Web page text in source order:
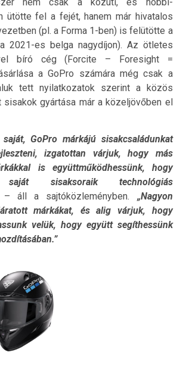
ütötte fel a fejét, hanem már hivatalos
(pl. a Forma 1-ben) is felütötte a
2021-es belga nagydíjon). Az ötletes
bíró cég (Forcite – Foresight =
a GoPro számára még csak a
tett nyilatkozatok szerint a közös
sisakok gyártása már a közeljövőben el
GoPro márkájú sisakcsaládunkat
izgatottan várjuk, hogy más
is együttműködhessünk, hogy
saját sisaksoraik technológiás
áll a sajtóközleményben. „Nagyon
márkákat, és alig várjuk, hogy
velük, hogy együtt segíthessünk